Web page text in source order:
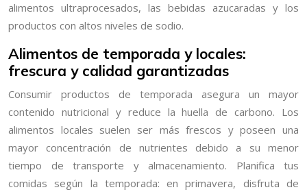
alimentos ultraprocesados, las bebidas azucaradas y los
productos con altos niveles de sodio.
Alimentos de temporada y locales:
frescura y calidad garantizadas
Consumir productos de temporada asegura un mayor
contenido nutricional y reduce la huella de carbono. Los
alimentos locales suelen ser más frescos y poseen una
mayor concentración de nutrientes debido a su menor
tiempo de transporte y almacenamiento. Planifica tus
comidas según la temporada: en primavera, disfruta de